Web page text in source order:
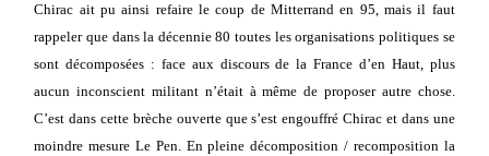
Chirac ait pu ainsi refaire le coup de Mitterrand en 95, mais il faut
rappeler que dans la décennie 80 toutes les organisations politiques se
sont décomposées : face aux discours de la France d’en Haut, plus
aucun inconscient militant n’était à même de proposer autre chose.
C’est dans cette brèche ouverte que s’est engouffré Chirac et dans une
moindre mesure Le Pen. En pleine décomposition / recomposition la